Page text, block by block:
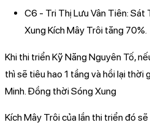
C6 - Tri Thị Lưu Vân Tiên: Sát
Xung Kích Mây Trôi tăng 70%.
Khi thi triển Kỹ Năng Nguyên Tố,
thì sẽ tiêu hao 1 tầng và hồi lại thời
Minh. Đồng thời Sóng Xung
Kích Mây Trôi của lần thi triển đó